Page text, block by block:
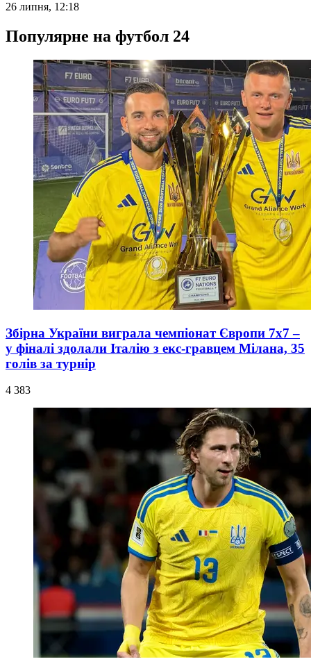
26 липня, 12:18
Популярне на футбол 24
Збірна України виграла чемпіонат Європи 7x7 –
у фіналі здолали Італію з екс-гравцем Мілана, 35
голів за турнір
4 383